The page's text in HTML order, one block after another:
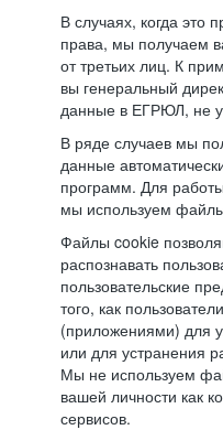
В случаях, когда это
права, мы получаем
от третьих лиц. К
вы генеральный
данные в ЕГРЮЛ, не
В ряде случаев мы
данные
программ. Для
мы используем
Файлы cookie
распознавать
пользовательские
того, как
(приложениями) для
или для устранения
Мы не используем
вашей личности как
сервисов.